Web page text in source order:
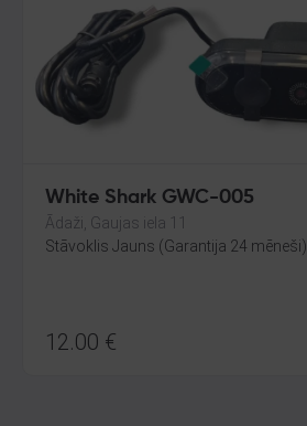
White Shark GWC-005
Ādaži, Gaujas iela 11
Stāvoklis Jauns (Garantija 24 mēneši)
12.00 €